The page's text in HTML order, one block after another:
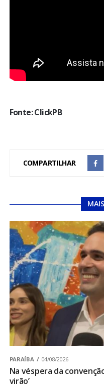
Fonte: ClickPB
COMPARTILHAR
PARAÍBA 04/08/2026
Na véspera da
virão’